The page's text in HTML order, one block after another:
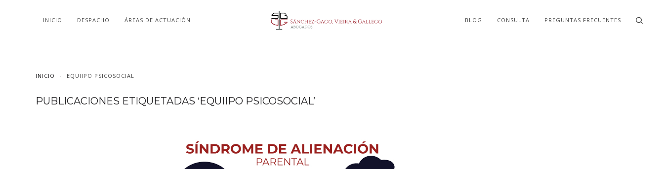
INICIO DESPACHO ÁREAS DE ACTUACIÓN BLOG CONSULTA PREGUNTAS FRECUENTES
INICIO EQUIIPO PSICOSOCIAL
PUBLICACIONES ETIQUETADAS ‘EQUIIPO PSICOSOCIAL’